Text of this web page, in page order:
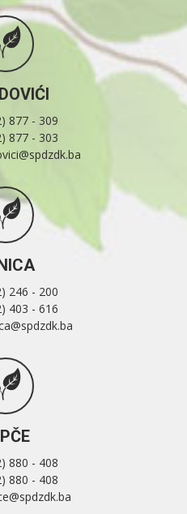
877 - 309
877 - 303
246 - 200
403 - 616
880 - 408
880 - 408